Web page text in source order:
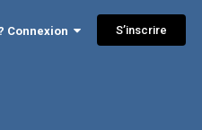
Connexion S’inscrire